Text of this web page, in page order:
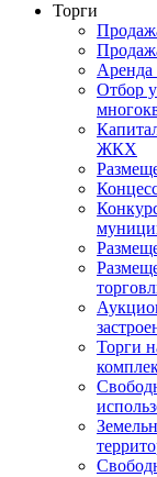
Торги
Отбор
ЖКХ
Торги